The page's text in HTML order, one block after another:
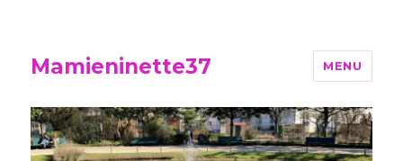
Mamieninette37 MENU